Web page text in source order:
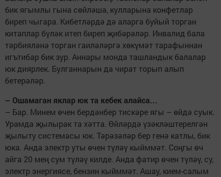
бик ягымлы гына сөйләшә, кулларына конфетлар
биреп чыгара. Кибетләрдә дә аларга буйый торган
китаплар бүләк итеп биреп җибәрәләр. Инвалид бала
тәрбияләнә торган гаиләләргә хөкүмәт тарафыннан
игътибар бик зур. Аннары монда ташландык балалар
юк диярлек. Булганнарын да чират торып алып
бетерәләр.
– Ошамаган яклар юк та кебек алайса...
– Бар. Минем өчен бердәнбер тискәре ягы – өйдә суык.
Урамда җылырак та хәтта. Өйләрдә үзәкләштерелгән
җылыту системасы юк. Тәрәзәләр бер генә катлы, бик
юка. Анда электр уты өчен түләү кыйммәт. Соңгы өч
айга 20 мең сум түләү килде. Анда фатир өчен түләү, су,
электр энергиясе, бензин кыйммәт. Ашау, кием-салым